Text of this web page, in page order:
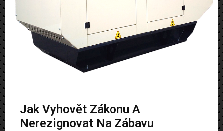
Jak Vyhovět Zákonu A
Nerezignovat Na Zábavu